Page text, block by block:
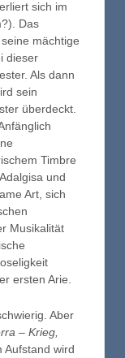
sich im
Das
mächtige
dieser
Als dann
sein
überdeckt.
Timbre
und
Art, sich
Musikalität
ersten Arie.
Aber
– Krieg,
Aufstand wird